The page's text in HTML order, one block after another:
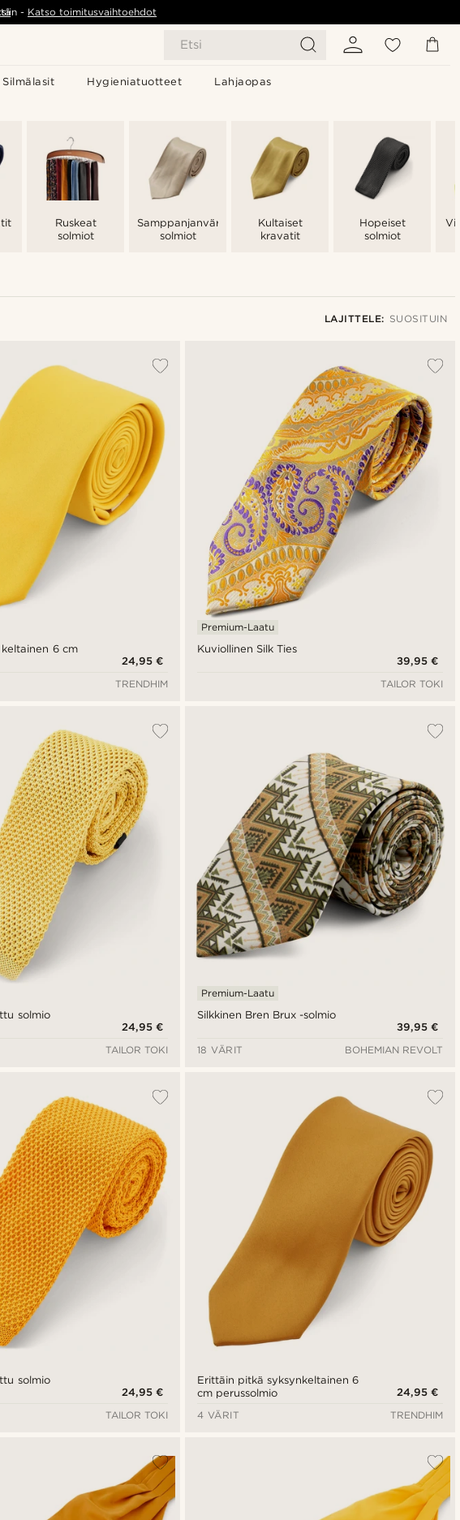
Etsi
Silmälasit Hygieniatuotteet Lahjaopas
- Katso toimitusvaihtoehdot
Ruskeat
solmiot
Samppanjanväriset
solmiot
Kultaiset
kravatit
Hopeiset
solmiot
LAJITTELE: SUOSITUIN
Uusin
Halvin
Kallein
6 cm
24,95 €
TRENDHIM
Kuviollinen Silk Ties
Premium-Laatu
39,95 €
TAILOR TOKI
solmio
24,95 €
TAILOR TOKI
Silkkinen Bren Brux -solmio
Premium-Laatu
39,95 €
18 VÄRIT
BOHEMIAN REVOLT
solmio
24,95 €
TAILOR TOKI
Erittäin pitkä syksynkeltainen 6
cm perussolmio
24,95 €
4 VÄRIT
TRENDHIM